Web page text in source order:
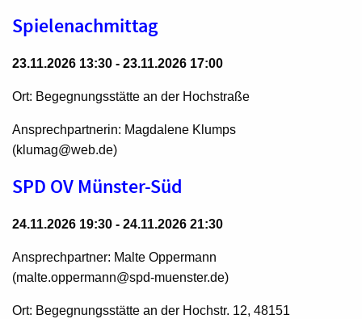
Spielenachmittag
23.11.2026 13:30 - 23.11.2026 17:00
Ort: Begegnungsstätte an der Hochstraße
Ansprechpartnerin: Magdalene Klumps
(klumag@web.de)
SPD OV Münster-Süd
24.11.2026 19:30 - 24.11.2026 21:30
Ansprechpartner: Malte Oppermann
(malte.oppermann@spd-muenster.de)
Ort: Begegnungsstätte an der Hochstr. 12, 48151